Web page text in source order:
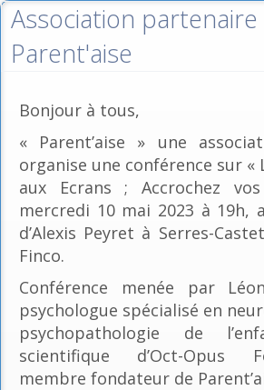
Association
Parent'aise
Bonjour à tous,
« Parent’aise » une
organise une conférence sur «
aux Ecrans ; Accrochez
mercredi 10 mai 2023 à 19h,
d’Alexis Peyret à Serres-
Finco.
Conférence menée par
psychologue spécialisé en
psychopathologie de
scientifique d’Oct-Opus
membre fondateur de